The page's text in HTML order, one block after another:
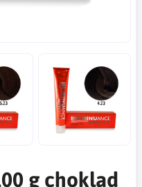
g choklad